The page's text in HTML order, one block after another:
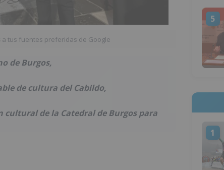
a tus fuentes preferidas de Google
de Burgos,
de cultura del Cabildo,
de la Catedral de Burgos para
5
1